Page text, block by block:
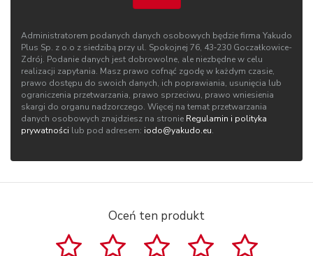
Administratorem podanych danych osobowych będzie firma Yakudo
Plus Sp. z o.o z siedzibą przy ul. Spokojnej 76, 43‑230 Goczałkowice-
Zdrój. Podanie danych jest dobrowolne, ale niezbędne w celu
realizacji zapytania. Masz prawo cofnąć zgodę w każdym czasie,
prawo dostępu do swoich danych, ich poprawiania, usunięcia lub
ograniczenia przetwarzania, prawo sprzeciwu, prawo wniesienia
skargi do organu nadzorczego. Więcej na temat przetwarzania
danych osobowych znajdziesz na stronie Regulamin i polityka
prywatności lub pod adresem: iodo@yakudo.eu.
Oceń ten produkt